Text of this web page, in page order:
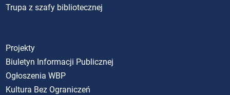
Trupa z szafy bibliotecznej
Projekty
Biuletyn Informacji Publicznej
Ogłoszenia WBP
Kultura Bez Ograniczeń